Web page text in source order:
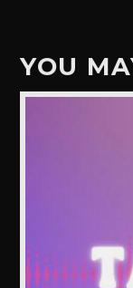
YOU